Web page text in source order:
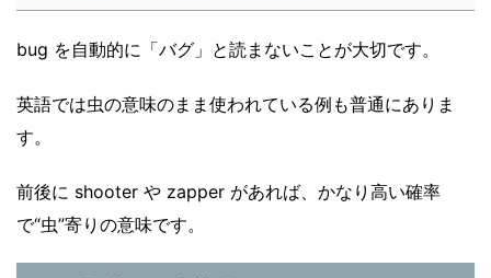
bug を自動的に「バグ」と読まないことが大切です。
英語では虫の意味のまま使われている例も普通にありま
す。
前後に shooter や zapper があれば、かなり高い確率
で“虫”寄りの意味です。